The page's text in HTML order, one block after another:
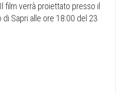
film verrà proiettato presso il
di Sapri alle ore 18:00 del 23